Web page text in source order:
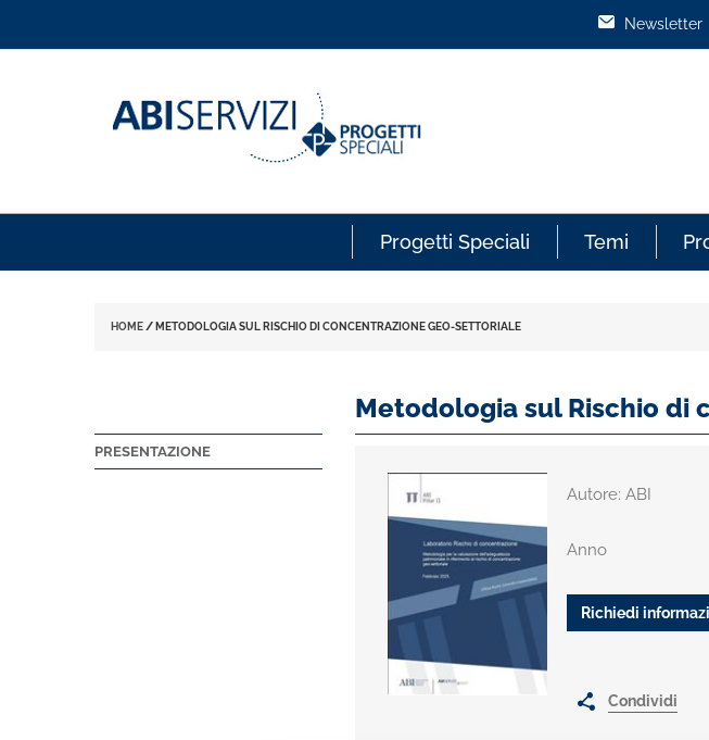
Newsletter
Progetti Speciali Temi
HOME / METODOLOGIA SUL RISCHIO DI CONCENTRAZIONE GEO-SETTORIALE
PRESENTAZIONE
Metodologia sul Rischio
Autore: ABI
Anno
Richiedi
Condividi